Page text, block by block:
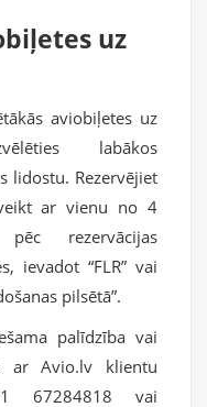
uz
aviobiļetes uz
labākos
lidostu. Rezervējiet
ar vienu no 4
rezervācijas
ievadot “FLR” vai
pilsētā”.
palīdzība vai
ar Avio.lv klientu
67284818 vai